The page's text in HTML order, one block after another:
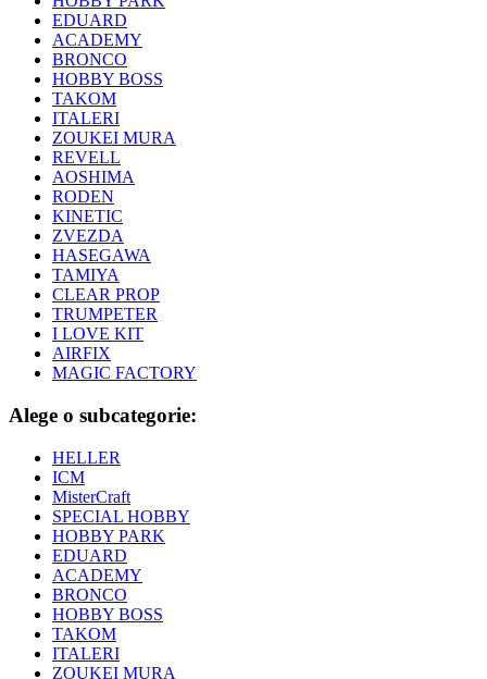
EDUARD
ACADEMY
BRONCO
HOBBY BOSS
TAKOM
ITALERI
ZOUKEI MURA
REVELL
AOSHIMA
RODEN
KINETIC
ZVEZDA
HASEGAWA
TAMIYA
CLEAR PROP
TRUMPETER
I LOVE KIT
AIRFIX
MAGIC FACTORY
Alege o subcategorie:
HELLER
ICM
MisterCraft
SPECIAL HOBBY
HOBBY PARK
EDUARD
ACADEMY
BRONCO
HOBBY BOSS
TAKOM
ITALERI
ZOUKEI MURA